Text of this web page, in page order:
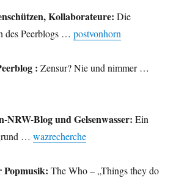
Kollaborateure: Die
des Peerblogs …postvonhorn
: Zensur? Nie und nimmer …
NRW-Blog und Gelsenwasser: Ein
…wazrecherche
Popmusik: The Who – „Things they do